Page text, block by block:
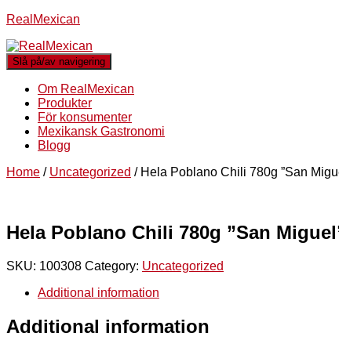
RealMexican
Slå på/av navigering
Om RealMexican
Produkter
För konsumenter
Mexikansk Gastronomi
Blogg
Home / Uncategorized / Hela Poblano Chili 780g ”San
Hela Poblano Chili 780g ”San
SKU: 100308 Category: Uncategorized
Additional information
Additional information